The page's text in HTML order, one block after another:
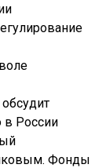
в России
Фонды